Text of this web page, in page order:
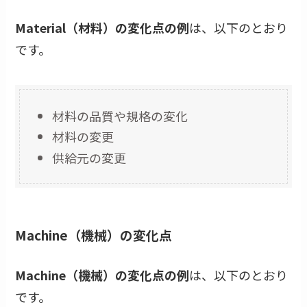
Material（材料）の変化点の例は、以下のとおり
です。
材料の品質や規格の変化
材料の変更
供給元の変更
Machine（機械）の変化点
Machine（機械）の変化点の例は、以下のとおり
です。